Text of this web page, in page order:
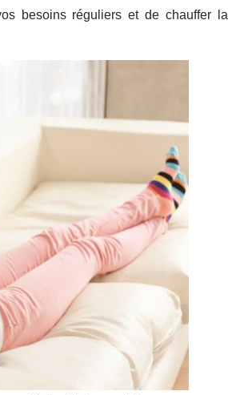
besoins réguliers et de chauffer la